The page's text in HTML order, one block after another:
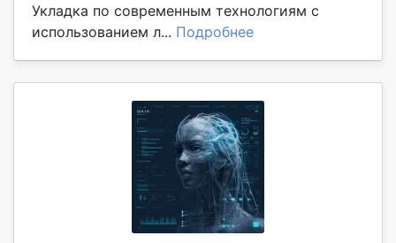
Укладка по современным технологиям с
использованием л... Подробнее